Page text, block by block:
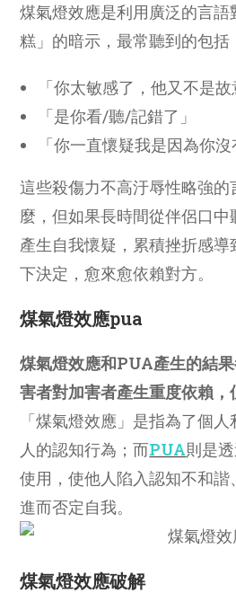
煤氣燈效應是利用廣泛的言
糕」的暗示，最常聽到的包括
「你太敏感了，他又不是故
「是你看/聽/記錯了」
「你一直懷疑我是因為你沒
這些殺傷力不高汙辱性略強
麼，但如果長時間從伴侶口
產生自我懷疑，累積挫折感
下決定，愈來愈依賴對方。
煤氣燈效應pua
煤氣燈效應和PUA產生的結
害者對加害者產生重度依賴，
「煤氣燈效應」是指為了個
人的認知行為；而PUA則是
使用，使他人陷入認知不和諧
進而否定自我。
煤氣燈效應破解